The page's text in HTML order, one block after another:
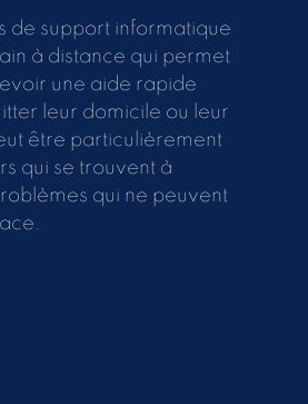
de support informatique
à distance qui permet
une aide rapide
leur domicile ou leur
être particulièrement
qui se trouvent à
qui ne peuvent